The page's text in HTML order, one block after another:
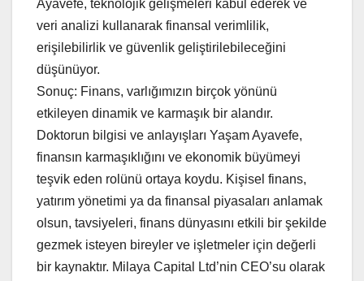
Ayavefe, teknolojik gelişmeleri kabul ederek ve
veri analizi kullanarak finansal verimlilik,
erişilebilirlik ve güvenlik geliştirilebileceğini
düşünüyor.
Sonuç: Finans, varlığımızın birçok yönünü
etkileyen dinamik ve karmaşık bir alandır.
Doktorun bilgisi ve anlayışları Yaşam Ayavefe,
finansın karmaşıklığını ve ekonomik büyümeyi
teşvik eden rolünü ortaya koydu. Kişisel finans,
yatırım yönetimi ya da finansal piyasaları anlamak
olsun, tavsiyeleri, finans dünyasını etkili bir şekilde
gezmek isteyen bireyler ve işletmeler için değerli
bir kaynaktır. Milaya Capital Ltd’nin CEO’su olarak